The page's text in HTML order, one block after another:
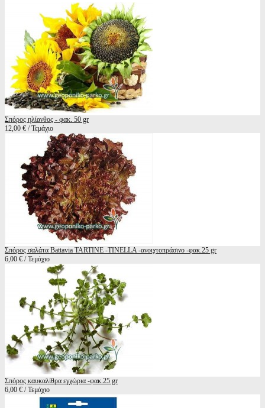
Σπόρος ηλίανθος - φακ. 50 gr
12,00 € / Τεμάχιο
Σπόρος σαλάτα Battavia TARTINE -TINELLA -ανοιχτοπράσινο -φακ.25 gr
6,00 € / Τεμάχιο
Σπόρος καυκαλίθρα εγχώρια -φακ.25 gr
6,00 € / Τεμάχιο